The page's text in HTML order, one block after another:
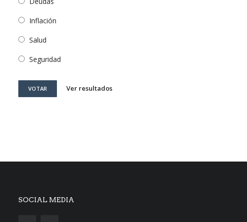
Inflación
Salud
Seguridad
VOTAR Ver resultados
SOCIAL MEDIA